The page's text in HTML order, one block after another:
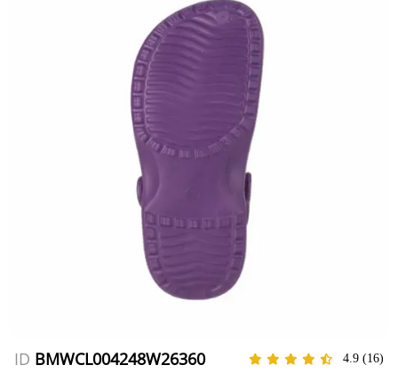
ID BMWCL004248W26360 4.9 (16)